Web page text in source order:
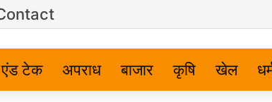
टेक अपराध बाजार कृषि खेल